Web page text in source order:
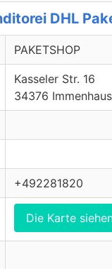
DHL
PAKETSHOP
Kasseler Str. 16
34376
+492281820
Die Karte